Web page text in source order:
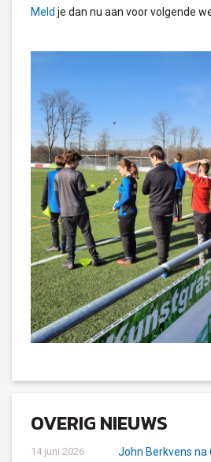
Meld je dan nu aan voor volgende
OVERIG NIEUWS
14 juni 2026
John Berkvens na